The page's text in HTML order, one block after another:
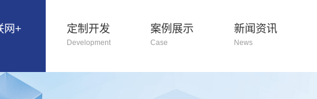
网+ 定制开发
Development
案例展示
Case
新闻资讯
News